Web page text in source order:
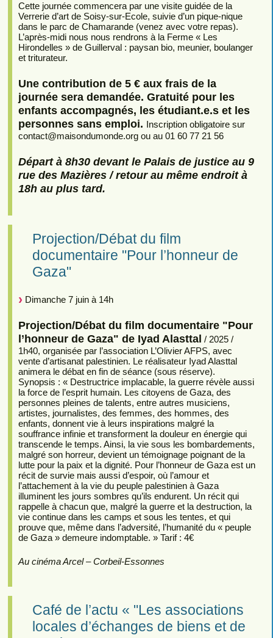
Cette journée commencera par une visite guidée de la
Verrerie d’art de Soisy-sur-Ecole, suivie d’un pique-nique
dans le parc de Chamarande (venez avec votre repas).
L’après-midi nous nous rendrons à la Ferme « Les
Hirondelles » de Guillerval : paysan bio, meunier, boulanger
et triturateur.
Une contribution de 5 € aux frais de la
journée sera demandée. Gratuité pour les
enfants accompagnés, les étudiant.e.s et les
personnes sans emploi. Inscription obligatoire sur
contact@maisondumonde.org ou au 01 60 77 21 56
Départ à 8h30 devant le Palais de justice au 9
rue des Mazières / retour au même endroit à
18h au plus tard.
Projection/Débat du film
documentaire "Pour l’honneur de
Gaza"
Dimanche 7 juin à 14h
Projection/Débat du film documentaire "Pour
l’honneur de Gaza" de Iyad Alasttal / 2025 /
1h40, organisée par l’association L’Olivier AFPS, avec
vente d’artisanat palestinien. Le réalisateur Iyad Alasttal
animera le débat en fin de séance (sous réserve).
Synopsis : « Destructrice implacable, la guerre révèle aussi
la force de l’esprit humain. Les citoyens de Gaza, des
personnes pleines de talents, entre autres musiciens,
artistes, journalistes, des femmes, des hommes, des
enfants, donnent vie à leurs inspirations malgré la
souffrance infinie et transforment la douleur en énergie qui
transcende le temps. Ainsi, la vie sous les bombardements,
malgré son horreur, devient un témoignage poignant de la
lutte pour la paix et la dignité. Pour l’honneur de Gaza est un
récit de survie mais aussi d’espoir, où l’amour et
l’attachement à la vie du peuple palestinien à Gaza
illuminent les jours sombres qu’ils endurent. Un récit qui
rappelle à chacun que, malgré la guerre et la destruction, la
vie continue dans les camps et sous les tentes, et qui
prouve que, même dans l’adversité, l’humanité du « peuple
de Gaza » demeure indomptable. » Tarif : 4€
Au cinéma Arcel – Corbeil-Essonnes
Café de l’actu « "Les associations
locales d’échanges de biens et de